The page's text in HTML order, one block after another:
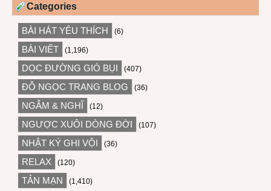
Categories
BÀI HÁT YÊU THÍCH (6)
BÀI VIẾT (1,196)
DỌC ĐƯỜNG GIÓ BỤI (407)
ĐỖ NGỌC TRANG BLOG (36)
NGẪM & NGHĨ (12)
NGƯỢC XUÔI DÒNG ĐỜI (107)
NHẬT KÝ GHI VỘI (36)
RELAX (120)
TẢN MẠN (1,410)